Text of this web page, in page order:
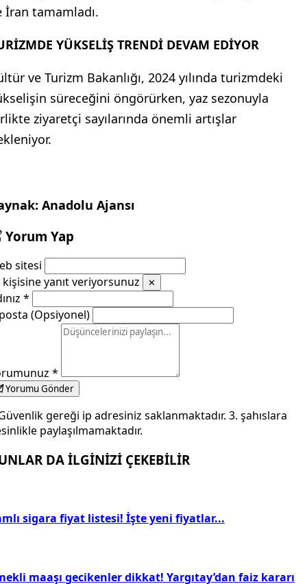
İran tamamladı.
YÜKSELİŞ TRENDİ DEVAM EDİYOR
ve Turizm Bakanlığı, 2024 yılında turizmdeki
süreceğini öngörürken, yaz sezonuyla
ziyaretçi sayılarında önemli artışlar
Anadolu Ajansı
Yorum Yap
sitesi
kişisine yanıt veriyorsunuz
✕
*
(Opsiyonel)
*
Yorumu Gönder
gereği ip adresiniz saklanmaktadır. 3. şahıslara
paylaşılmamaktadır.
DA İLGİNİZİ ÇEKEBİLİR
sigara fiyat listesi! İşte yeni fiyatlar...
maaşı gecikenler dikkat! Yargıtay’dan faiz kararı